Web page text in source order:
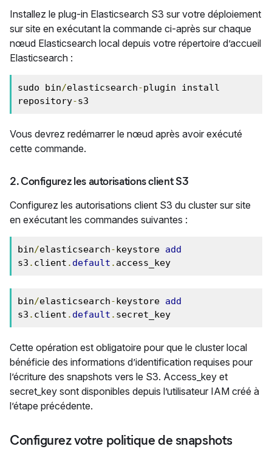
Installez le plug-in Elasticsearch S3 sur votre déploiement
sur site en exécutant la commande ci-après sur chaque
nœud Elasticsearch local depuis votre répertoire d’accueil
Elasticsearch :
sudo bin/elasticsearch-plugin install
repository-s3
Vous devrez redémarrer le nœud après avoir exécuté
cette commande.
2. Configurez les autorisations client S3
Configurez les autorisations client S3 du cluster sur site
en exécutant les commandes suivantes :
bin/elasticsearch-keystore add
s3 . client . default . access_key
bin/elasticsearch-keystore add
s3 . client . default . secret_key
Cette opération est obligatoire pour que le cluster local
bénéficie des informations d’identification requises pour
l’écriture des snapshots vers le S3. Access_key et
secret_key sont disponibles depuis l’utilisateur IAM créé à
l’étape précédente.
Configurez votre politique de snapshots